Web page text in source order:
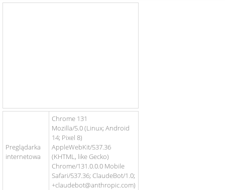
Preglądarka
internetowa
Chrome 131
Mozilla/5.0 (Linux; Android
14; Pixel 8)
AppleWebKit/537.36
(KHTML, like Gecko)
Chrome/131.0.0.0 Mobile
Safari/537.36; ClaudeBot/1.0;
+claudebot@anthropic.com)